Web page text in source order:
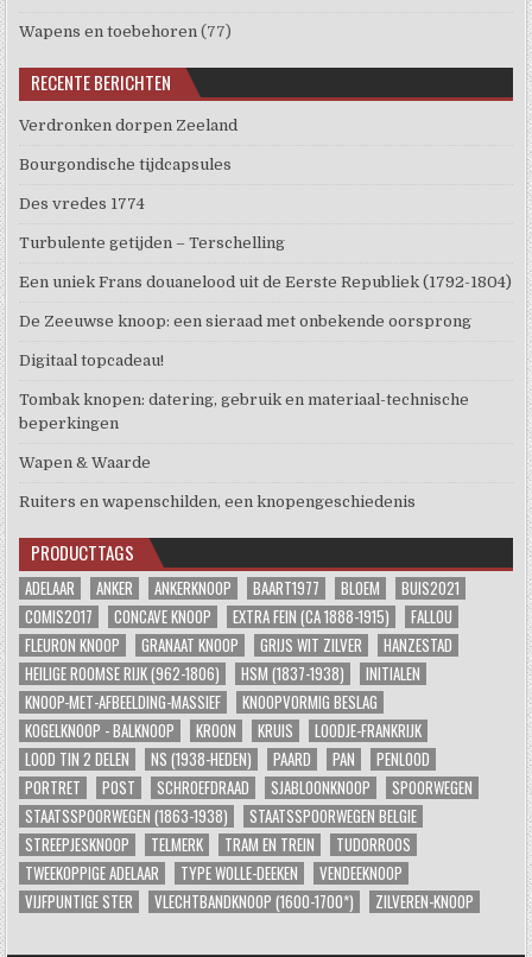
Wapens en toebehoren (77)
RECENTE BERICHTEN
Verdronken dorpen Zeeland
Bourgondische tijdcapsules
Des vredes 1774
Turbulente getijden – Terschelling
Een uniek Frans douanelood uit de Eerste Republiek (1792-1804)
De Zeeuwse knoop: een sieraad met onbekende oorsprong
Digitaal topcadeau!
Tombak knopen: datering, gebruik en materiaal-technische
beperkingen
Wapen & Waarde
Ruiters en wapenschilden, een knopengeschiedenis
PRODUCTTAGS
ADELAAR ANKER ANKERKNOOP BAART1977 BLOEM
BUIS2021
COMIS2017
CONCAVE KNOOP EXTRA FEIN (CA 1888-1915)
FALLOU
FLEURON KNOOP
GRANAAT KNOOP GRIJS WIT ZILVER
HANZESTAD
HEILIGE ROOMSE RIJK (962-1806)
HSM (1837-1938)
INITIALEN
KNOOP-MET-AFBEELDING-MASSIEF
KNOOPVORMIG BESLAG
KOGELKNOOP - BALKNOOP
KROON KRUIS
LOODJE-FRANKRIJK
LOOD TIN 2 DELEN
NS (1938-HEDEN) PAARD PAN
PENLOOD
PORTRET
POST SCHROEFDRAAD SJABLOONKNOOP
SPOORWEGEN
STAATSSPOORWEGEN (1863-1938)
STAATSSPOORWEGEN BELGIE
STREEPJESKNOOP
TELMERK TRAM EN TREIN
TUDORROOS
TWEEKOPPIGE ADELAAR
TYPE WOLLE-DEEKEN
VENDEEKNOOP
VIJFPUNTIGE STER
VLECHTBANDKNOOP (1600-1700*) ZILVEREN-KNOOP